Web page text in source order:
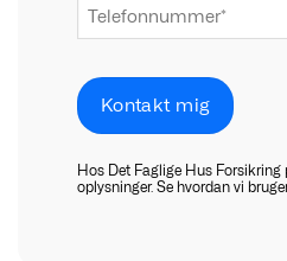
Telefonnummer
*
Hos Det Faglige Hus Forsikring
oplysninger. Se hvordan vi